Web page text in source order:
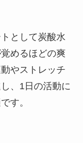
として炭酸水
めるほどの爽
やストレッチ
、1日の活動に
す。